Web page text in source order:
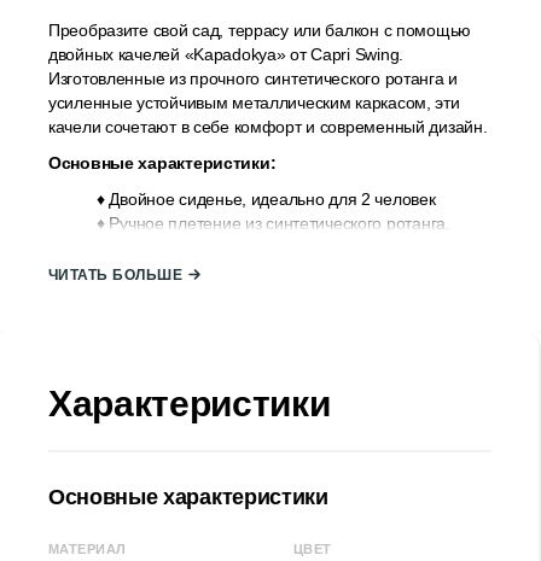
Преобразите свой сад, террасу или балкон с помощью
двойных качелей «Kapadokya» от Capri Swing.
Изготовленные из прочного синтетического ротанга и
усиленные устойчивым металлическим каркасом, эти
качели сочетают в себе комфорт и современный дизайн.
Основные характеристики:
♦ Двойное сиденье, идеально для 2 человек
♦ Ручное плетение из синтетического ротанга,
♦ Металлический каркас с порошковым покрытием
♦ Бренд: Capri Swing;
♦ Ширина (Ш): 187 см
♦ Высота (В): 210 см
ЧИТАТЬ БОЛЬШЕ
Характеристики
Основные характеристики
МАТЕРИАЛ ЦВЕТ